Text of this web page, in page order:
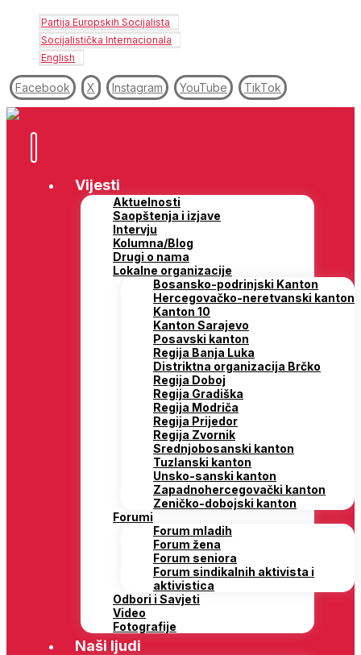
Partija Europskih Socijalista
Socijalistička Internacionala
English
Facebook X Instagram YouTube TikTok
Vijesti
Aktuelnosti
Saopštenja i izjave
Intervju
Kolumna/Blog
Drugi o nama
Lokalne organizacije
Bosansko-podrinjski Kanton
Hercegovačko-neretvanski kanton
Kanton 10
Kanton Sarajevo
Posavski kanton
Regija Banja Luka
Distriktna organizacija Brčko
Regija Doboj
Regija Gradiška
Regija Modriča
Regija Prijedor
Regija Zvornik
Srednjobosanski kanton
Tuzlanski kanton
Unsko-sanski kanton
Zapadnohercegovački kanton
Zeničko-dobojski kanton
Forumi
Forum mladih
Forum žena
Forum seniora
Forum sindikalnih aktivista i
aktivistica
Odbori i Savjeti
Video
Fotografije
Naši ljudi